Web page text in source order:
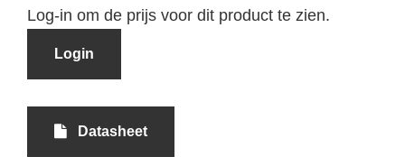
Log-in om de prijs voor dit product te zien.
Login
Datasheet